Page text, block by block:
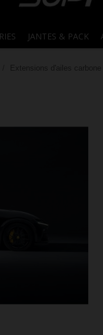
JANTES & PACK